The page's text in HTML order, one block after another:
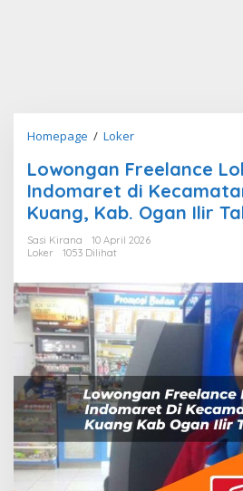
Homepage / LokerLowongan
Loker
Kasir
Indomaret
Kecamatan
Kab.
Ogan
Ilir
Tahun
2026
Lowongan Freelance
Indomaret di
Kuang, Kab. Ogan Ilir
Sasi Kirana
10 April 2026
Loker
1053 Dilihat